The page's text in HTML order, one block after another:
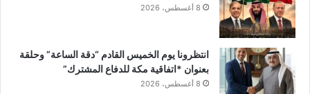
8 أغسطس، 2026
انتظرونا يوم الخميس القادم “دقة الساعة” وحلقة
بعنوان *اتفاقية مكة للدفاع المشترك”
8 أغسطس، 2026